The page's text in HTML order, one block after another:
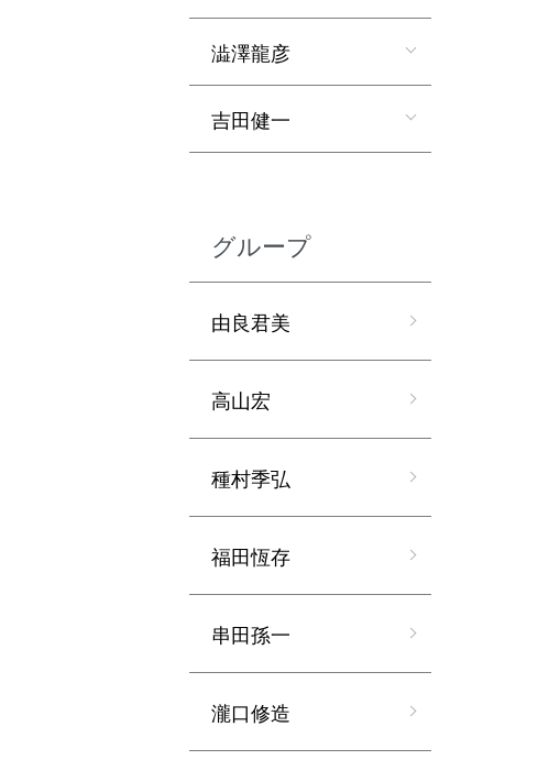
澁澤龍彦
吉田健一
グループ
由良君美
高山宏
種村季弘
福田恆存
串田孫一
瀧口修造